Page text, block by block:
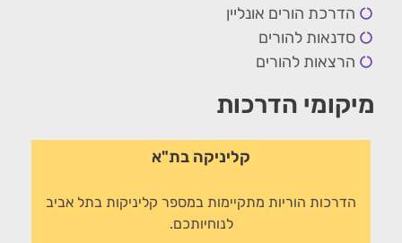
הדרכת הורים אונליין
סדנאות להורים
הרצאות להורים
מיקומי הדרכות
קליניקה בת"א
הדרכות הוריות מתקיימות במספר קליניקות בתל אביב
לנוחיותכם.